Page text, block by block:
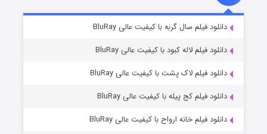
قسمت۶ (زیرنویس) منتشر شد دانلود فیلم سال گربه با کیفیت عالی BluRay
دانلود فیلم لاله کبود با کیفیت عالی BluRay
دانلود فیلم لاک پشت با کیفیت عالی BluRay
دانلود فیلم کج‌ پیله با کیفیت عالی BluRay
دانلود فیلم خانه ارواح با کیفیت عالی BluRay